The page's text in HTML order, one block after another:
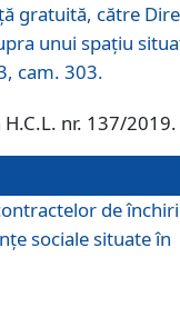
gratuită, către
unui spaţiu
cam. 303.
nr. 137/2019.
de
sociale situate în